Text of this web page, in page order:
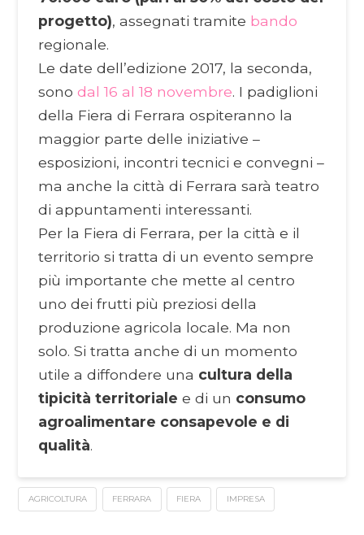
progetto), assegnati tramite bando
regionale.
Le date dell’edizione 2017, la seconda,
sonodal 16 al 18 novembre. I padiglioni
della Fiera di Ferrara ospiteranno la
maggior parte delle iniziative –
esposizioni, incontri tecnici e convegni –
ma anche la città di Ferrara sarà teatro
di appuntamenti interessanti.
Per la Fiera di Ferrara, per la città e il
territorio si tratta di un evento sempre
più importante che mette al centro
uno dei frutti più preziosi della
produzione agricola locale. Ma non
solo. Si tratta anche di un momento
utile a diffondere una cultura della
tipicità territoriale e di un consumo
agroalimentare consapevole e di
qualità.
AGRICOLTURA FERRARA FIERA IMPRESA